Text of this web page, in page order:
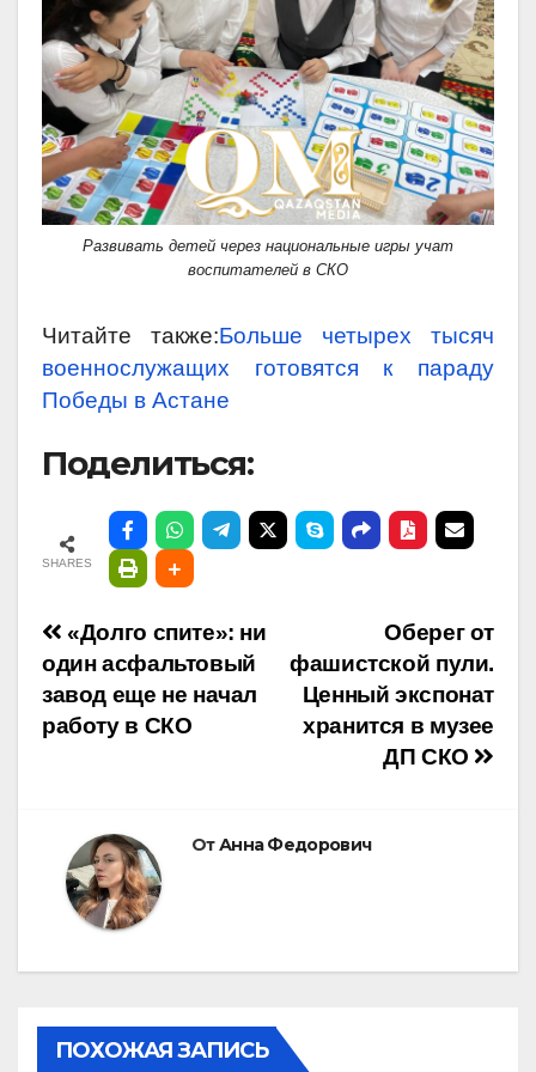
Развивать детей через национальные игры учат
воспитателей в СКО
Читайте также:Больше четырех тысяч
военнослужащих готовятся к параду
Победы в Астане
Поделиться:
SHARES
Навигация
по
записям
Оберег от
фашистской пули.
Ценный экспонат
хранится в музее
ДП СКО
«Долго спите»: ни
один асфальтовый
завод еще не начал
работу в СКО
ОтАнна Федорович
ПОХОЖАЯ ЗАПИСЬ